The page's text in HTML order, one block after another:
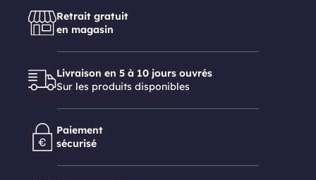
Retrait gratuit
en magasin
Livraison en 5 à 10 jours ouvrés
Sur les produits disponibles
Paiement
sécurisé